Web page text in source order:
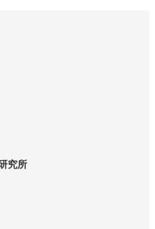
究所